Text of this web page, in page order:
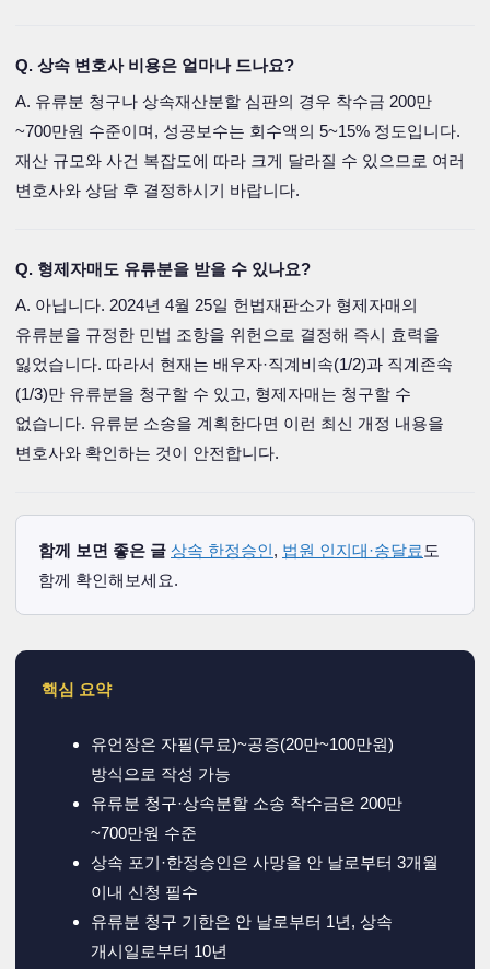
Q. 상속 변호사 비용은 얼마나 드나요?
A. 유류분 청구나 상속재산분할 심판의 경우 착수금 200만
~700만원 수준이며, 성공보수는 회수액의 5~15% 정도입니다.
재산 규모와 사건 복잡도에 따라 크게 달라질 수 있으므로 여러
변호사와 상담 후 결정하시기 바랍니다.
Q. 형제자매도 유류분을 받을 수 있나요?
A. 아닙니다. 2024년 4월 25일 헌법재판소가 형제자매의
유류분을 규정한 민법 조항을 위헌으로 결정해 즉시 효력을
잃었습니다. 따라서 현재는 배우자·직계비속(1/2)과 직계존속
(1/3)만 유류분을 청구할 수 있고, 형제자매는 청구할 수
없습니다. 유류분 소송을 계획한다면 이런 최신 개정 내용을
변호사와 확인하는 것이 안전합니다.
함께 보면 좋은 글 상속 한정승인, 법원 인지대·송달료 도
함께 확인해보세요.
핵심 요약
유언장은 자필(무료)~공증(20만~100만원)
방식으로 작성 가능
유류분 청구·상속분할 소송 착수금은 200만
~700만원 수준
상속 포기·한정승인은 사망을 안 날로부터 3개월
이내 신청 필수
유류분 청구 기한은 안 날로부터 1년, 상속
개시일로부터 10년